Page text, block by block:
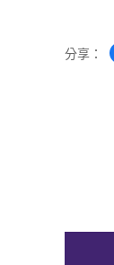
分享：